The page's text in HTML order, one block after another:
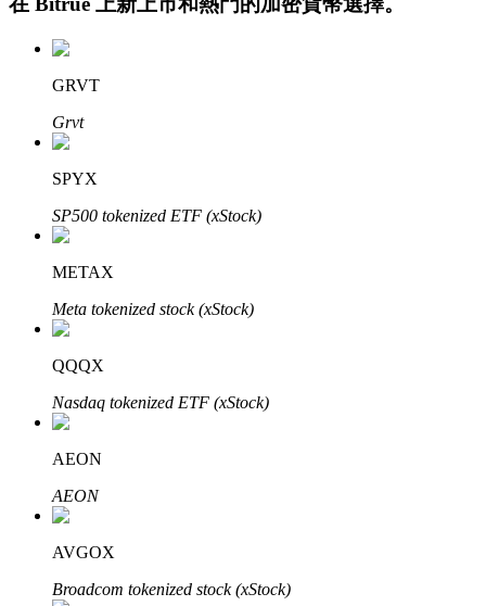
定投理财
享受活期理財及長期收益
了解如何賺取穩定收入
Bitrue
GRVT
Grvt
SPYX
SP500 tokenized ETF (xStock)
METAX
Meta tokenized stock (xStock)
QQQX
Nasdaq tokenized ETF (xStock)
AEON
AEON
AVGOX
Broadcom tokenized stock (xStock)